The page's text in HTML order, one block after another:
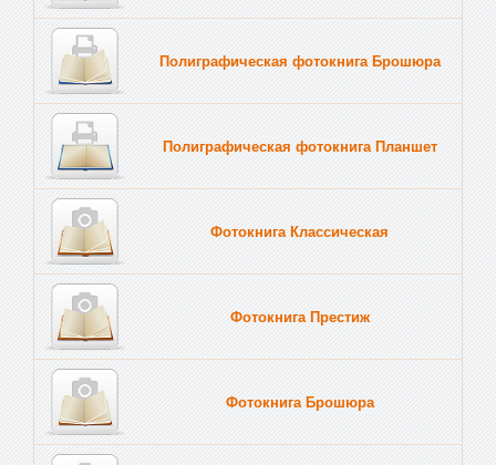
Полиграфическая фотокнига Брошюра
Полиграфическая фотокнига Планшет
Фотокнига Классическая
Фотокнига Престиж
Фотокнига Брошюра